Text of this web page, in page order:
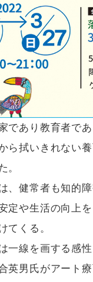
であり教育者で
ら拭いきれない
。
、健常者も知的
定や生活の向上
てくる。
一線を画する感
英男氏がアート